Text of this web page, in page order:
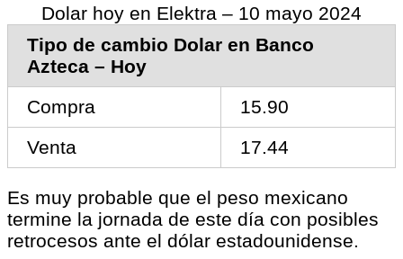
Dolar hoy en Elektra – 10 mayo 2024
Tipo de cambio Dolar en Banco
Azteca – Hoy
Compra
15.90
Venta
17.44
Es muy probable que el peso mexicano
termine la jornada de este día con posibles
retrocesos ante el dólar estadounidense.